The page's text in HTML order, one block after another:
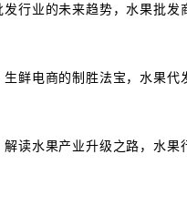
行业的未来趋势，水果批发
鲜电商的制胜法宝，水果代
读水果产业升级之路，水果